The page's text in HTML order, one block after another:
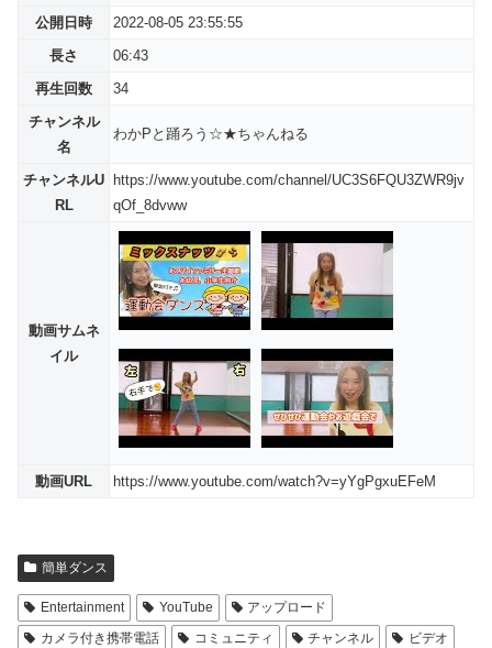
公開日時
2022-08-05 23:55:55
長さ
06:43
再生回数
34
チャンネル
名
わかPと踊ろう☆★ちゃんねる
チャンネルU
RL
https://www.youtube.com/channel/UC3S6FQU3ZWR9jv
qOf_8dvww
動画サムネ
イル
動画URL https://www.youtube.com/watch?v=yYgPgxuEFeM
簡単ダンス
Entertainment YouTube
アップロード
カメラ付き携帯電話
コミュニティ チャンネル
ビデオ